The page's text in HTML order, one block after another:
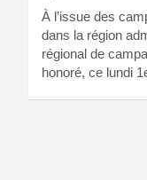
À l’issue des
dans la région
régional de
honoré, ce lundi